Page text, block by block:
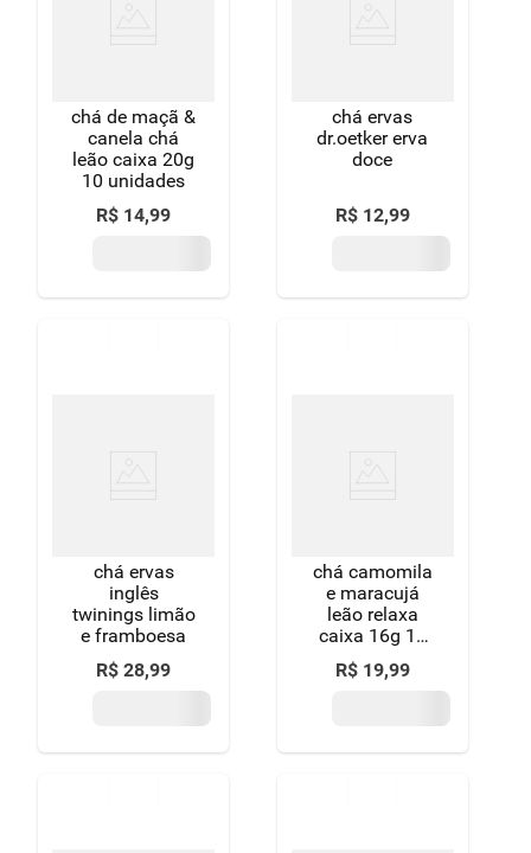
chá de maçã &
canela chá
leão caixa 20g
10 unidades
R$ 14,99
chá ervas
dr.oetker erva
doce
R$ 12,99
chá ervas
inglês
twinings limão
e framboesa
R$ 28,99
chá camomila
e maracujá
leão relaxa
caixa 16g 10
unidades
R$ 19,99